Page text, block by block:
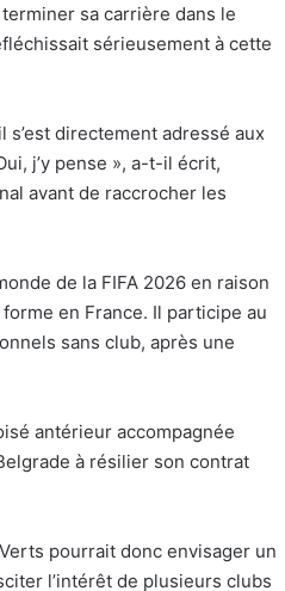
sa carrière dans le
sérieusement à cette
directement adressé aux
j’y pense », a-t-il écrit,
avant de raccrocher les
de la FIFA 2026 en raison
en France. Il participe au
sans club, après une
antérieur accompagnée
à résilier son contrat
pourrait donc envisager un
l’intérêt de plusieurs clubs